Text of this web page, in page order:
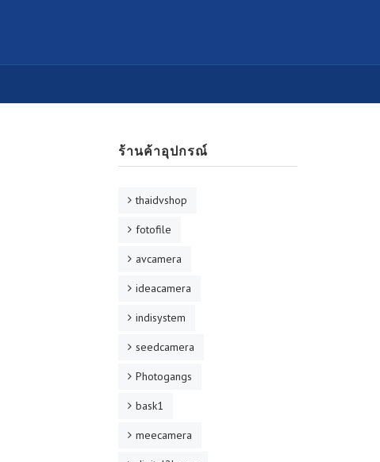
ร้านค้าอุปกรณ์
thaidvshop
fotofile
avcamera
ideacamera
indisystem
seedcamera
Photogangs
bask1
meecamera